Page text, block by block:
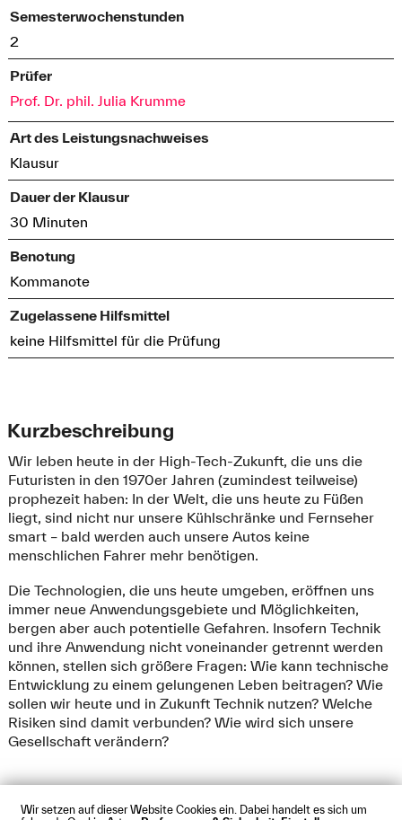
Wir setzen auf dieser Website Cookies ein. Dabei handelt es sich um
Semesterwochenstunden
2
Prüfer
Prof. Dr. phil. Julia Krumme
Art des Leistungsnachweises
Klausur
Dauer der Klausur
30 Minuten
Benotung
Kommanote
Zugelassene Hilfsmittel
keine Hilfsmittel für die Prüfung
Kurzbeschreibung
Wir leben heute in der High-Tech-Zukunft, die uns die
Futuristen in den 1970er Jahren (zumindest teilweise)
prophezeit haben: In der Welt, die uns heute zu Füßen
liegt, sind nicht nur unsere Kühlschränke und Fernseher
smart – bald werden auch unsere Autos keine
menschlichen Fahrer mehr benötigen.
Die Technologien, die uns heute umgeben, eröffnen uns
immer neue Anwendungsgebiete und Möglichkeiten,
bergen aber auch potentielle Gefahren. Insofern Technik
und ihre Anwendung nicht voneinander getrennt werden
können, stellen sich größere Fragen: Wie kann technische
Entwicklung zu einem gelungenen Leben beitragen? Wie
sollen wir heute und in Zukunft Technik nutzen? Welche
Risiken sind damit verbunden? Wie wird sich unsere
Gesellschaft verändern?